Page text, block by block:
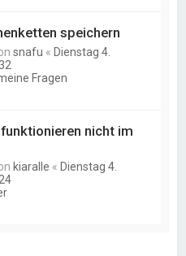
speichern
snafu « Dienstag 4.
Fragen
nicht im
kiaralle « Dienstag 4.